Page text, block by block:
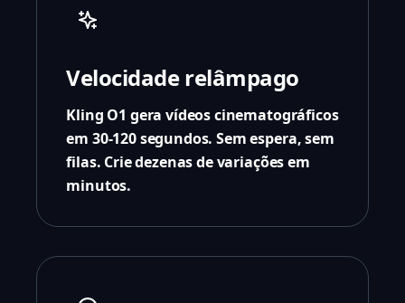
Velocidade relâmpago
Kling O1 gera vídeos cinematográficos
em 30-120 segundos. Sem espera, sem
filas. Crie dezenas de variações em
minutos.